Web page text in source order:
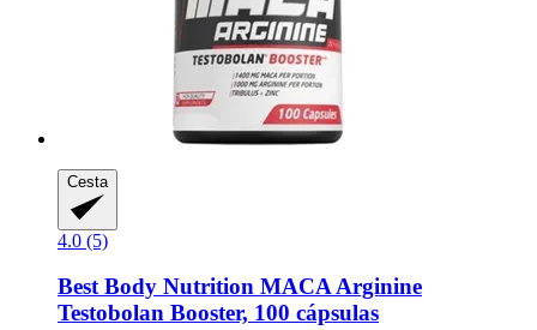
Cesta
4.0 (5)
Best Body Nutrition MACA Arginine
Testobolan Booster, 100 cápsulas